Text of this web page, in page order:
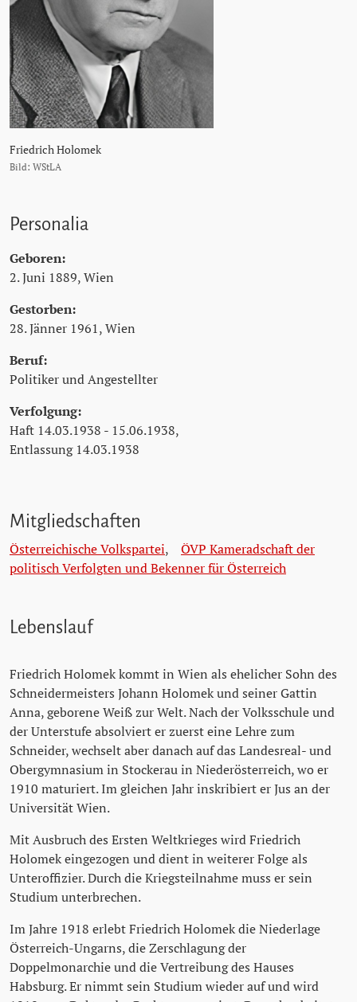
Friedrich Holomek
Bild: WStLA
Personalia
Geboren:
2. Juni 1889, Wien
Gestorben:
28. Jänner 1961, Wien
Beruf:
Politiker und Angestellter
Verfolgung:
Haft 14.03.1938 - 15.06.1938,
Entlassung 14.03.1938
Mitgliedschaften
Österreichische Volkspartei, ÖVP Kameradschaft der
politisch Verfolgten und Bekenner für Österreich
Lebenslauf
Friedrich Holomek kommt in Wien als ehelicher Sohn des
Schneidermeisters Johann Holomek und seiner Gattin
Anna, geborene Weiß zur Welt. Nach der Volksschule und
der Unterstufe absolviert er zuerst eine Lehre zum
Schneider, wechselt aber danach auf das Landesreal- und
Obergymnasium in Stockerau in Niederösterreich, wo er
1910 maturiert. Im gleichen Jahr inskribiert er Jus an der
Universität Wien.
Mit Ausbruch des Ersten Weltkrieges wird Friedrich
Holomek eingezogen und dient in weiterer Folge als
Unteroffizier. Durch die Kriegsteilnahme muss er sein
Studium unterbrechen.
Im Jahre 1918 erlebt Friedrich Holomek die Niederlage
Österreich-Ungarns, die Zerschlagung der
Doppelmonarchie und die Vertreibung des Hauses
Habsburg. Er nimmt sein Studium wieder auf und wird